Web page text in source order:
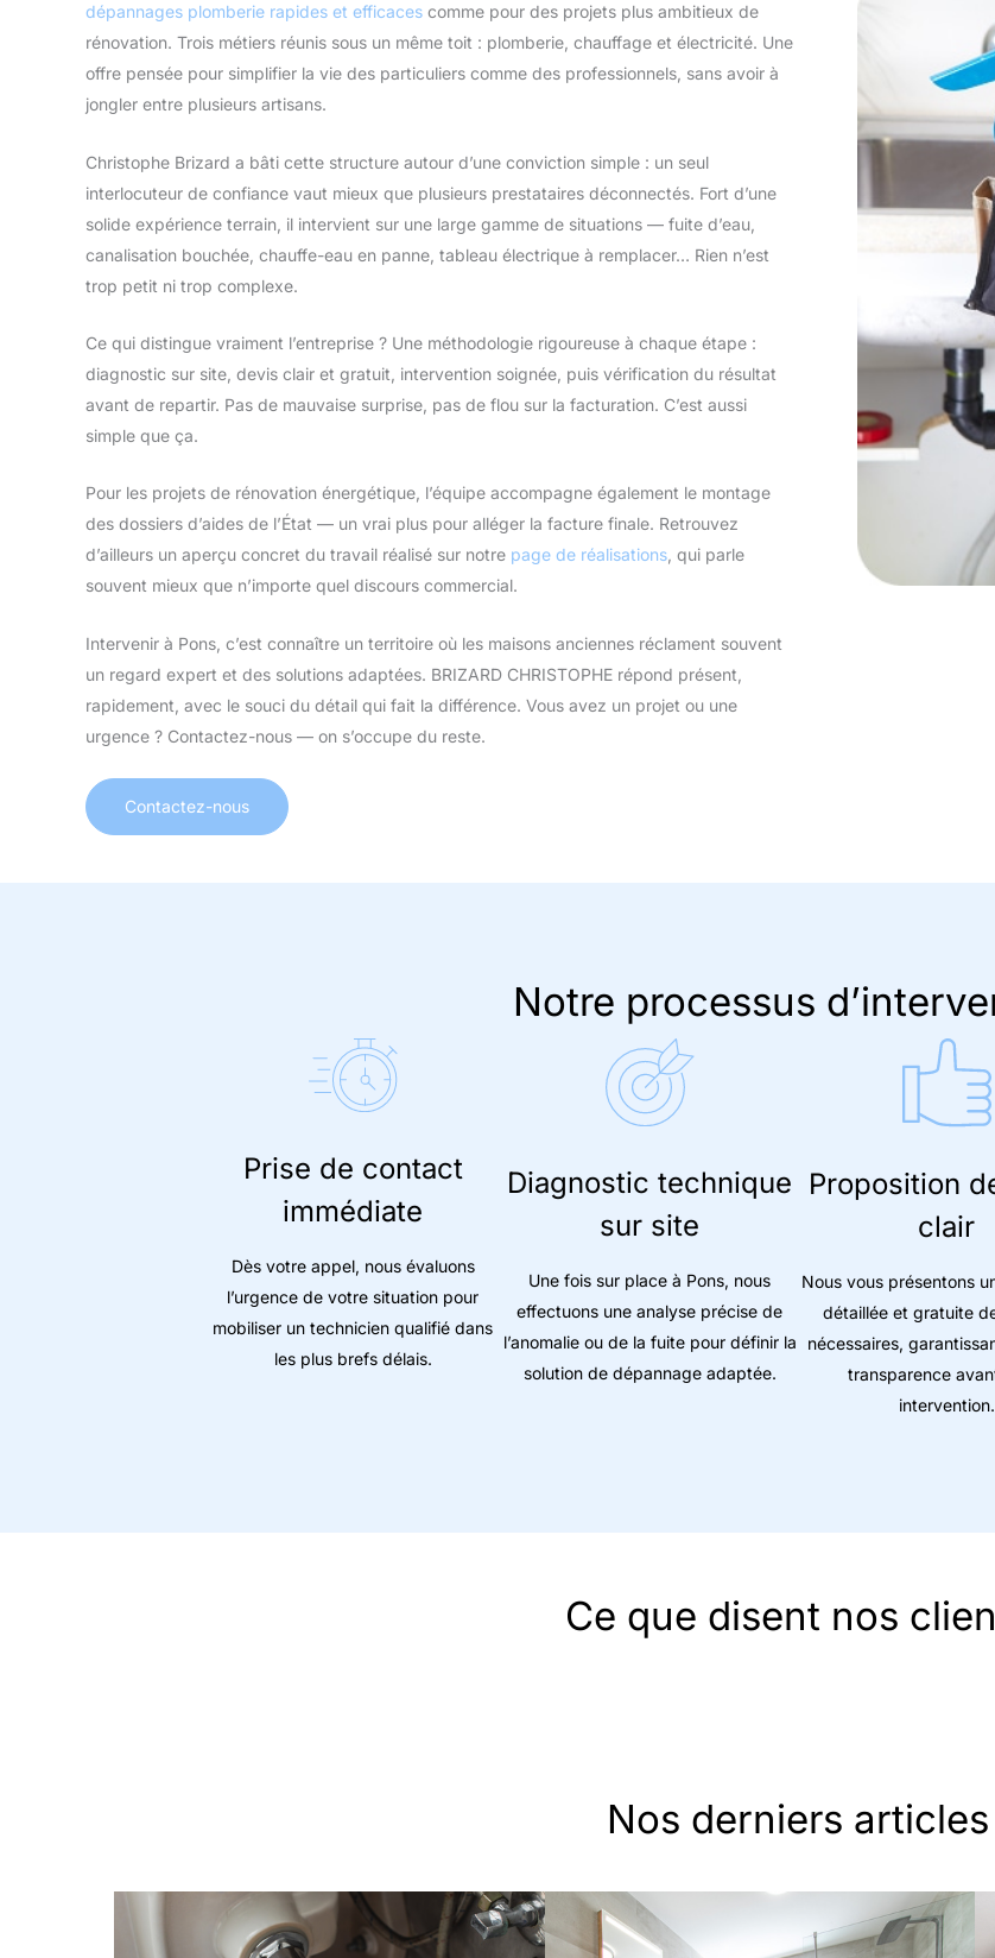
dépannages plomberie rapides et efficaces comme pour des projets plus ambitieux de
rénovation. Trois métiers réunis sous un même toit : plomberie, chauffage et électricité. Une
offre pensée pour simplifier la vie des particuliers comme des professionnels, sans avoir à
jongler entre plusieurs artisans.
Christophe Brizard a bâti cette structure autour d’une conviction simple : un seul
interlocuteur de confiance vaut mieux que plusieurs prestataires déconnectés. Fort d’une
solide expérience terrain, il intervient sur une large gamme de situations — fuite d’eau,
canalisation bouchée, chauffe-eau en panne, tableau électrique à remplacer… Rien n’est
trop petit ni trop complexe.
Ce qui distingue vraiment l’entreprise ? Une méthodologie rigoureuse à chaque étape :
diagnostic sur site, devis clair et gratuit, intervention soignée, puis vérification du résultat
avant de repartir. Pas de mauvaise surprise, pas de flou sur la facturation. C’est aussi
simple que ça.
Pour les projets de rénovation énergétique, l’équipe accompagne également le montage
des dossiers d’aides de l’État — un vrai plus pour alléger la facture finale. Retrouvez
d’ailleurs un aperçu concret du travail réalisé sur notre page de réalisations , qui parle
souvent mieux que n’importe quel discours commercial.
Intervenir à Pons, c’est connaître un territoire où les maisons anciennes réclament souvent
un regard expert et des solutions adaptées. BRIZARD CHRISTOPHE répond présent,
rapidement, avec le souci du détail qui fait la différence. Vous avez un projet ou une
urgence ? Contactez-nous — on s’occupe du reste.
Contactez-nous
Notre processus
Prise de contact
immédiate
Dès votre appel, nous évaluons
l’urgence de votre situation pour
mobiliser un technicien qualifié dans
les plus brefs délais.
Diagnostic technique
sur site
Une fois sur place à Pons, nous
effectuons une analyse précise de
l’anomalie ou de la fuite pour définir la
solution de dépannage adaptée.
Proposition
clair
Nous vous présentons
détaillée et gratuite
nécessaires,
transparence
intervention.
Ce que disent nos
Nos derniers articles